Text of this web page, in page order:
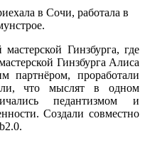
в Сочи, работала в
Гинзбурга, где
Гинзбурга Алиса
партнёром, проработали
что мыслят в одном
педантизмом и
Создали совместно